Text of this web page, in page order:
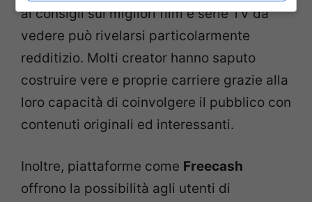
ai consigli sui migliori film e serie TV da
vedere può rivelarsi particolarmente
redditizio. Molti creator hanno saputo
costruire vere e proprie carriere grazie alla
loro capacità di coinvolgere il pubblico con
contenuti originali ed interessanti.
Inoltre, piattaforme come Freecash
offrono la possibilità agli utenti di